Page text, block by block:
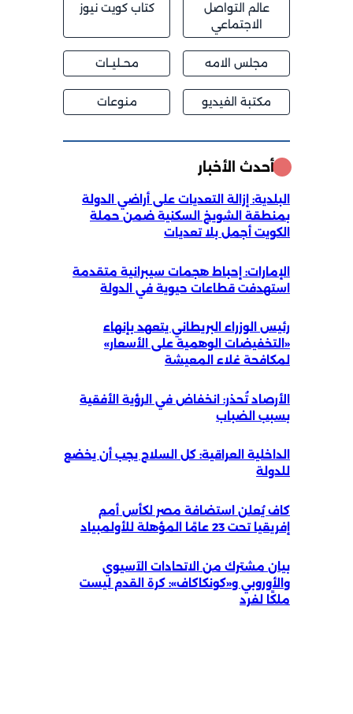
عالم التواصل
الاجتماعي
كتاب كويت نيوز
مجلس الامه محــليــات
مكتبة الفيديو منوعات
أحدث الأخبار
البلدية: إزالة التعديات على أراضي الدولة
بمنطقة الشويخ السكنية ضمن حملة
الكويت أجمل بلا تعديات
الإمارات: إحباط هجمات سيبرانية متقدمة
استهدفت قطاعات حيوية في الدولة
رئيس الوزراء البريطاني يتعهد بإنهاء
«التخفيضات الوهمية على الأسعار»
لمكافحة غلاء المعيشة
الأرصاد تُحذر: انخفاض في الرؤية الأفقية
بسبب الضباب
الداخلية العراقية: كل السلاح يجب أن يخضع
للدولة
كاف يُعلن استضافة مصر لكأس أمم
إفريقيا تحت 23 عامًا المؤهلة للأولمبياد
بيان مشترك من الاتحادات الآسيوي
والأوروبي و«كونكاكاف»: كرة القدم ليست
ملكًا لفرد